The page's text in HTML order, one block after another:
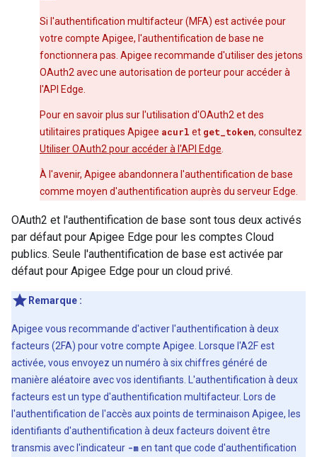
Si l'authentification multifacteur (MFA) est activée pour
votre compte Apigee, l'authentification de base ne
fonctionnera pas. Apigee recommande d'utiliser des jetons
OAuth2 avec une autorisation de porteur pour accéder à
l'API Edge.
Pour en savoir plus sur l'utilisation d'OAuth2 et des
utilitaires pratiques Apigee acurl et get_token, consultez
Utiliser OAuth2 pour accéder à l'API Edge
À l'avenir, Apigee abandonnera l'authentification de base
comme moyen d'authentification auprès du serveur Edge.
OAuth2 et l'authentification de base sont tous deux activés
par défaut pour Apigee Edge pour les comptes Cloud
publics. Seule l'authentification de base est activée par
défaut pour Apigee Edge pour un cloud privé.
Remarque :
Apigee vous recommande d'activer l'authentification à deux
facteurs (2FA) pour votre compte Apigee. Lorsque l'A2F est
activée, vous envoyez un numéro à six chiffres généré de
manière aléatoire avec vos identifiants. L'authentification à deux
facteurs est un type d'authentification multifacteur. Lors de
l'authentification de l'accès aux points de terminaison Apigee, les
identifiants d'authentification à deux facteurs doivent être
transmis avec l'indicateur -men tant que code d'authentification